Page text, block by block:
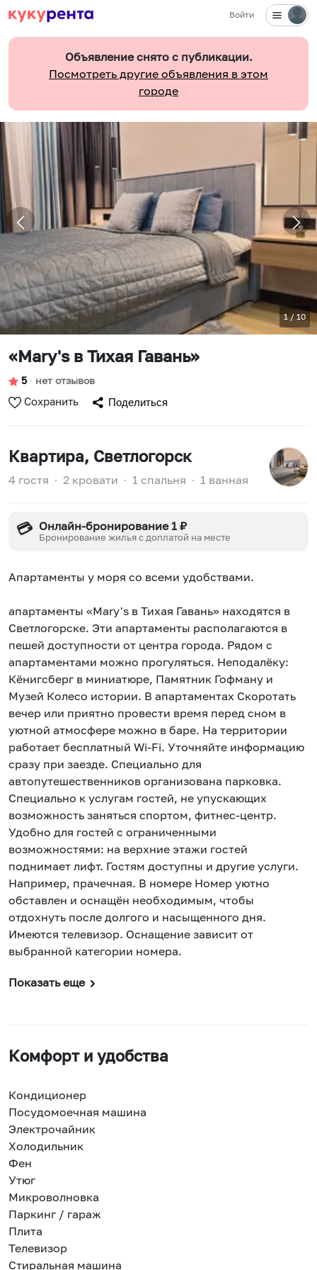
Войти
Объявление снято с публикации.
Посмотреть другие объявления в этом
городе
1/10
«Mary's в Тихая Гавань»
5 ∙ нет отзывов
Сохранить Поделиться
Квартира, Светлогорск
4 гостя ∙ 2 кровати ∙ 1 спальня ∙ 1 ванная
💳 Онлайн-бронирование 1 ₽
Бронирование жилья с доплатой на месте
Апартаменты у моря со всеми удобствами.
апартаменты «Mary's в Тихая Гавань» находятся в
Светлогорске. Эти апартаменты располагаются в
пешей доступности от центра города. Рядом с
апартаментами можно прогуляться. Неподалёку:
Кёнигсберг в миниатюре, Памятник Гофману и
Музей Колесо истории. В апартаментах Скоротать
вечер или приятно провести время перед сном в
уютной атмосфере можно в баре. На территории
работает бесплатный Wi-Fi. Уточняйте информацию
сразу при заезде. Специально для
автопутешественников организована парковка.
Специально к услугам гостей, не упускающих
возможность заняться спортом, фитнес-центр.
Удобно для гостей с ограниченными
возможностями: на верхние этажи гостей
поднимает лифт. Гостям доступны и другие услуги.
Например, прачечная. В номере Номер уютно
обставлен и оснащён необходимым, чтобы
отдохнуть после долгого и насыщенного дня.
Имеются телевизор. Оснащение зависит от
выбранной категории номера.
Показать еще
Комфорт и удобства
Кондиционер
Посудомоечная машина
Электрочайник
Холодильник
Фен
Утюг
Микроволновка
Паркинг / гараж
Плита
Телевизор
Стиральная машина